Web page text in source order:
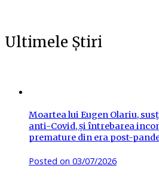
Ultimele Știri
Moartea lui Eugen Olariu,
anti-Covid, și întrebarea
premature din era post-
Posted on 03/07/2026